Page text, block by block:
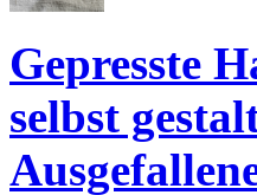
Gepresste
selbst